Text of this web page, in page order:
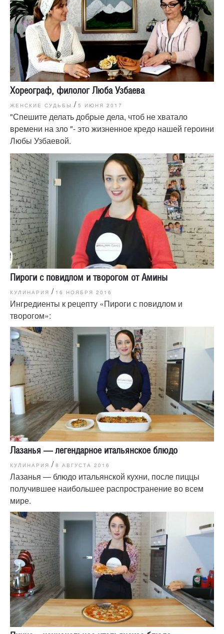
Хореограф, филолог Люба Узбаева
ЖЕНСКИЕ СУДЬБЫ / 5 ИЮНЯ 2017
"Спешите делать добрые дела, чтоб не хватало
времени на зло "- это жизненное кредо нашей героини
Любы Узбаевой.
Пироги с повидлом и творогом от Амины
КУЛИНАРИЯ / 16 НОЯБРЯ 2016
Ингредиенты к рецепту «Пироги с повидлом и
творогом»:
Лазанья — легендарное итальянское блюдо
КУЛИНАРИЯ / 8 АВГУСТА 2016
Лазанья — блюдо итальянской кухни, после пиццы
получившее наибольшее распространение во всем
мире.